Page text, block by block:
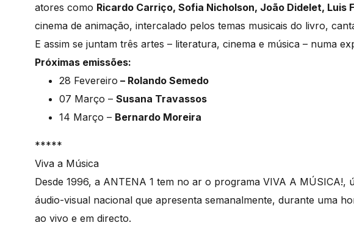
atores como Ricardo Carriço, Sofia Nicholson, João Didelet, Luis
cinema de animação, intercalado pelos temas musicais do livro,
E assim se juntam três artes – literatura, cinema e música – numa
Próximas emissões:
28 Fevereiro – Rolando Semedo
07 Março – Susana Travassos
14 Março – Bernardo Moreira
*****
Viva a Música
Desde 1996, a ANTENA 1 tem no ar o programa VIVA A
áudio-visual nacional que apresenta semanalmente, durante uma
ao vivo e em directo.